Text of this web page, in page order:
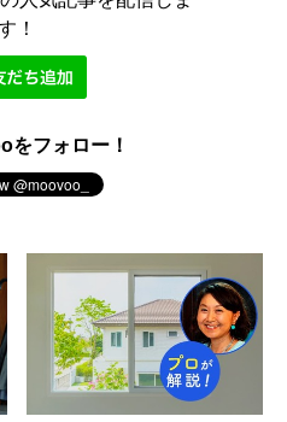
！
をフォロー！